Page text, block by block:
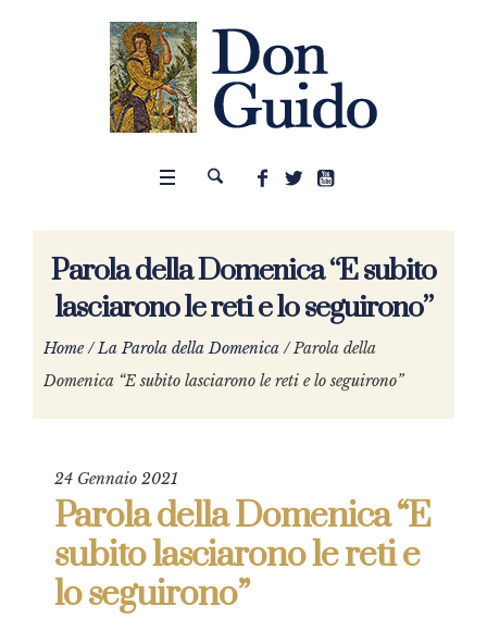
Parola della Domenica “E subito
lasciarono le reti e lo seguirono”
Home /La Parola della Domenica /Parola della
Domenica “E subito lasciarono le reti e lo seguirono”
24 Gennaio 2021
Parola della Domenica “E
subito lasciarono le reti e
lo seguirono”